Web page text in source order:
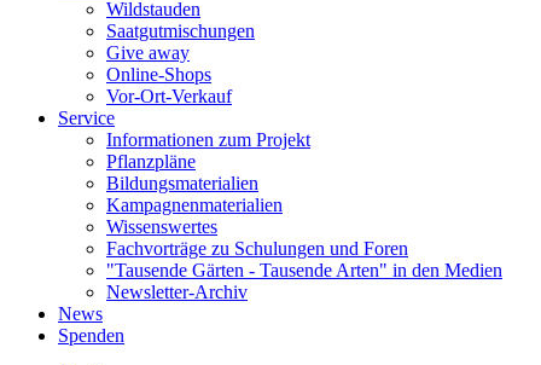
Wildstauden
Saatgutmischungen
Give away
Online-Shops
Vor-Ort-Verkauf
Service
Informationen zum Projekt
Pflanzpläne
Bildungsmaterialien
Kampagnenmaterialien
Wissenswertes
Fachvorträge zu Schulungen und Foren
"Tausende Gärten - Tausende Arten" in den Medien
Newsletter-Archiv
News
Spenden